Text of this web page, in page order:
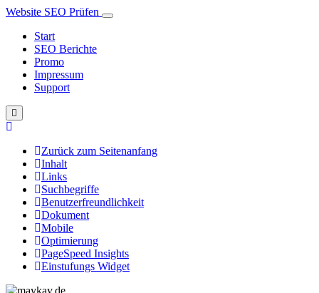
Website SEO Prüfen
Start
SEO Berichte
Promo
Impressum
Support
Zurück zum Seitenanfang
Inhalt
Links
Suchbegriffe
Benutzerfreundlichkeit
Dokument
Mobile
Optimierung
PageSpeed Insights
Einstufungs Widget